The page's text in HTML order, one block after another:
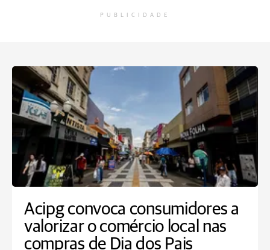
PUBLICIDADE
Acipg convoca consumidores a
valorizar o comércio local nas
compras de Dia dos Pais